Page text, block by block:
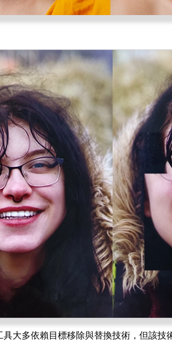
大多依賴目標移除與替換技術，但該